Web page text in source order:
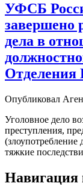
УФСБ
завершено
дела в
Отделения
Опубликовал
Уголовное дело
преступления,
тяжкие
Навигация